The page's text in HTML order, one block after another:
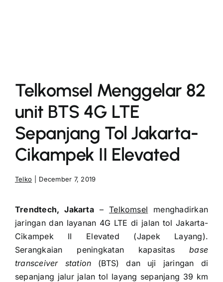
Telkomsel Menggelar 82
unit BTS 4G LTE
Sepanjang Tol Jakarta-
Cikampek II Elevated
Telko December 7, 2019
Trendtech, Jakarta–Telkomsel menghadirkan
jaringan dan layanan 4G LTE di jalan tol Jakarta-
Cikampek II Elevated (Japek Layang).
Serangkaian peningkatan kapasitasbase
transceiver station (BTS) dan uji jaringan di
sepanjang jalur jalan tol layang sepanjang 39 km